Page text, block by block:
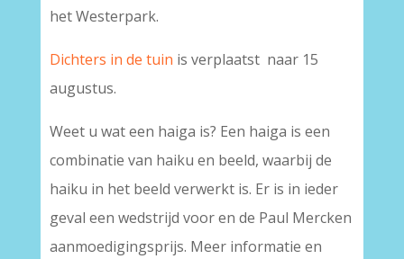
het Westerpark.
Dichters in de tuin is verplaatst naar 15
augustus.
Weet u wat een haiga is? Een haiga is een
combinatie van haiku en beeld, waarbij de
haiku in het beeld verwerkt is. Er is in ieder
geval een wedstrijd voor en de Paul Mercken
aanmoedigingsprijs. Meer informatie en